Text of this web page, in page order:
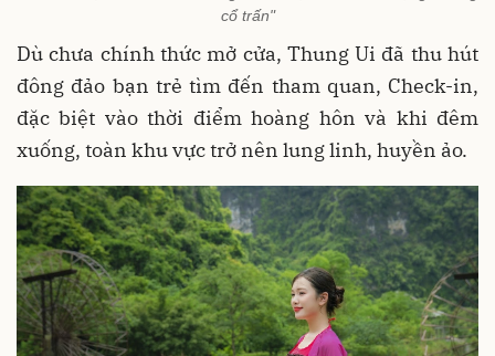
cổ trấn"
Dù chưa chính thức mở cửa, Thung Ui đã thu hút
đông đảo bạn trẻ tìm đến tham quan, Check-in,
đặc biệt vào thời điểm hoàng hôn và khi đêm
xuống, toàn khu vực trở nên lung linh, huyền ảo.